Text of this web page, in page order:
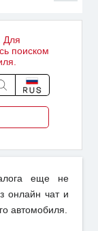
Для
поиском
еще не
онлайн чат и
автомобиля.